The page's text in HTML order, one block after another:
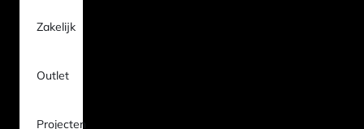
Zakelijk
Outlet
Projecten